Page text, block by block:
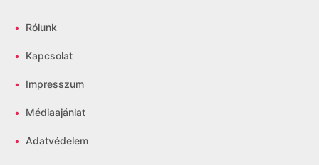
• Rólunk
• Kapcsolat
• Impresszum
• Médiaajánlat
• Adatvédelem